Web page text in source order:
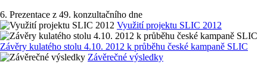
6. Prezentace z 49. konzultačního dne
Využití projektu SLIC 2012
Závěry kulatého stolu 4.10. 2012 k průběhu české kampaně SLIC
Závěrečné výsledky